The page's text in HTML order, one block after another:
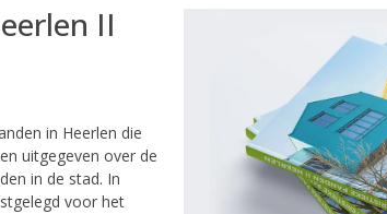
II
in Heerlen die
uitgegeven over de
in de stad. In
voor het